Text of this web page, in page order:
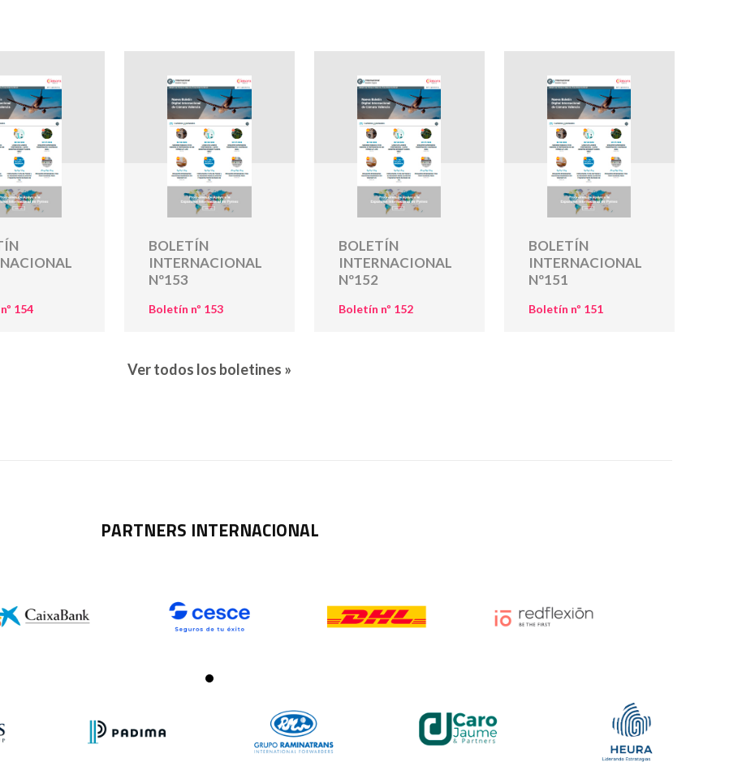
154
BOLETÍN
INTERNACIONAL
Nº153
Boletín nº 153
BOLETÍN
INTERNACIONAL
Nº152
Boletín nº 152
BOLETÍN
INTERNACIONAL
Nº151
Boletín nº 151
Ver todos los boletines »
PARTNERS INTERNACIONAL